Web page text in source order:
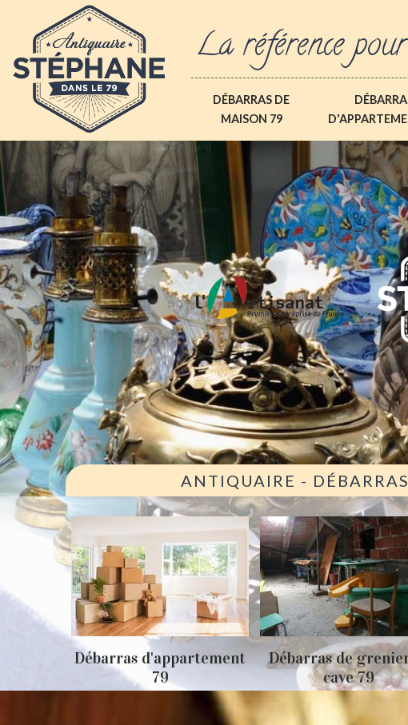
La référence
DÉBARRAS DE
MAISON 79
ANTIQUAIRE -
Débarras d'appartement
79
Débarras de
cave 79